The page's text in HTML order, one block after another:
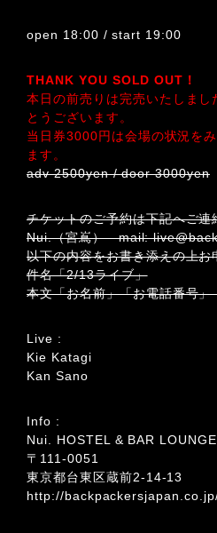
open 18:00 / start 19:00
THANK YOU SOLD OUT！
本日の前売りは完売いたしま
とうございます。
当日券3000円は会場の状況を
ます。
adv 2500yen / door 3000yen
チケットのご予約は下記へご連
Nui.（宮嶌） mail:
以下の内容をお書き添えの上お
件名「2/13ライブ」
本文「お名前」「お電話番号」
Live :
Kie Katagi
Kan Sano
Info :
Nui. HOSTEL & BAR LOUNGE
〒111-0051
東京都台東区蔵前2-14-13
http://